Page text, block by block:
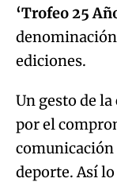
‘Trofeo 25
ediciones.
Un gesto de
por el
deporte. Así